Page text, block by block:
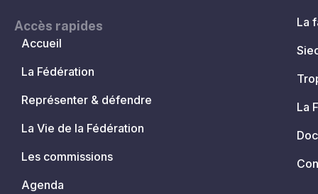
Accès rapides
Accueil
La Fédération
Représenter & défendre
La Vie de la Fédération
Les commissions
Agenda
La
La